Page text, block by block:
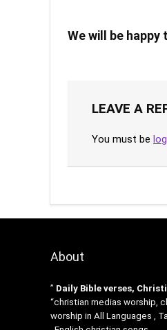
We will be
LEAVE A
You must be
About
” Daily Bible verses,
“christian medias worship,
worship in All Languages ,